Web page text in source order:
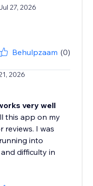
27, 2026
Behulpzaam (0)
2026
very well
this app on my
reviews. I was
into
difficulty in